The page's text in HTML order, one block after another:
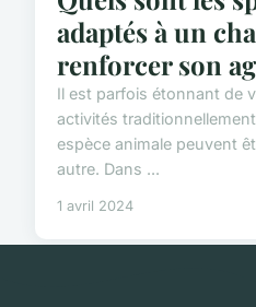
adaptés à un
renforcer son
Il est parfois étonnant de
activités
espèce animale peuvent
autre. Dans ...
1 avril 2024